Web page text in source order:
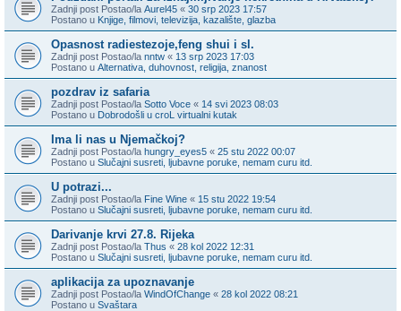
Zadnji post Postao/la Aurel45 « 30 srp 2023 17:57
Postano u Knjige, filmovi, televizija, kazalište, glazba
Opasnost radiestezoje,feng shui i sl.
Zadnji post Postao/la nntw « 13 srp 2023 17:03
Postano u Alternativa, duhovnost, religija, znanost
pozdrav iz safaria
Zadnji post Postao/la Sotto Voce « 14 svi 2023 08:03
Postano u Dobrodošli u croL virtualni kutak
Ima li nas u Njemačkoj?
Zadnji post Postao/la hungry_eyes5 « 25 stu 2022 00:07
Postano u Slučajni susreti, ljubavne poruke, nemam curu itd.
U potrazi...
Zadnji post Postao/la Fine Wine « 15 stu 2022 19:54
Postano u Slučajni susreti, ljubavne poruke, nemam curu itd.
Darivanje krvi 27.8. Rijeka
Zadnji post Postao/la Thus « 28 kol 2022 12:31
Postano u Slučajni susreti, ljubavne poruke, nemam curu itd.
aplikacija za upoznavanje
Zadnji post Postao/la WindOfChange « 28 kol 2022 08:21
Postano u Svaštara